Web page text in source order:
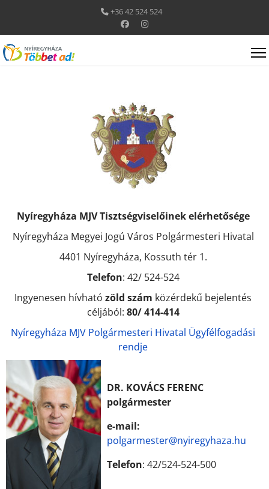
+36 42 524 524
Nyíregyháza MJV Tisztségviselőinek elérhetősége
Nyíregyháza Megyei Jogú Város Polgármesteri Hivatal
4401 Nyíregyháza, Kossuth tér 1.
Telefon: 42/ 524-524
Ingyenesen hívható zöld szám közérdekű bejelentés
céljából: 80/ 414-414
Nyíregyháza MJV Polgármesteri Hivatal Ügyfélfogadási
rendje
DR. KOVÁCS FERENC
polgármester
e-mail:
polgarmester@nyiregyhaza.hu
Telefon: 42/524-524-500